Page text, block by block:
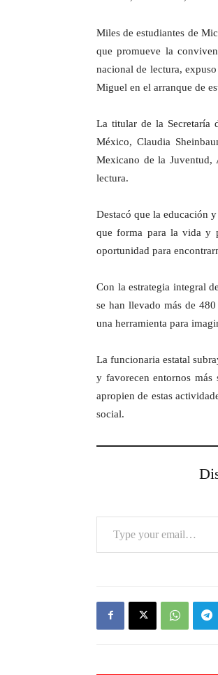
Miles de estudiantes de
que promueve la
nacional de lectura,
Miguel en el arranque de
La titular de la Secretaría
México, Claudia
Mexicano de la Juventud,
lectura.
Destacó que la educación
que forma para la vida y
oportunidad para
Con la estrategia integral
se han llevado más de
una herramienta para
La funcionaria estatal
y favorecen entornos más
apropien de estas
social.
Type your email…